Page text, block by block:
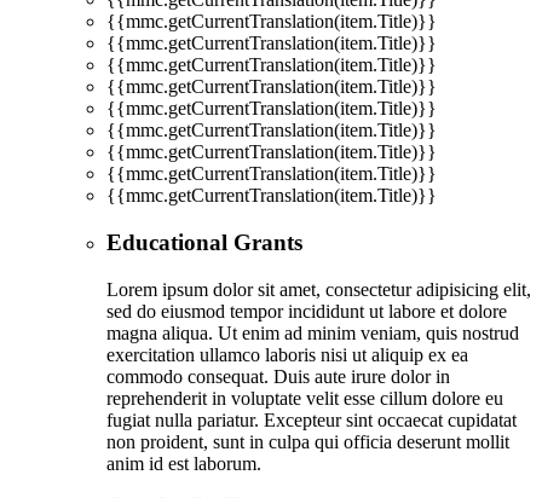
{{mmc.getCurrentTranslation(item.Title)}}
{{mmc.getCurrentTranslation(item.Title)}}
{{mmc.getCurrentTranslation(item.Title)}}
{{mmc.getCurrentTranslation(item.Title)}}
{{mmc.getCurrentTranslation(item.Title)}}
{{mmc.getCurrentTranslation(item.Title)}}
{{mmc.getCurrentTranslation(item.Title)}}
{{mmc.getCurrentTranslation(item.Title)}}
{{mmc.getCurrentTranslation(item.Title)}}
Educational Grants
Lorem ipsum dolor sit amet, consectetur adipisicing elit,
sed do eiusmod tempor incididunt ut labore et dolore
magna aliqua. Ut enim ad minim veniam, quis nostrud
exercitation ullamco laboris nisi ut aliquip ex ea
commodo consequat. Duis aute irure dolor in
reprehenderit in voluptate velit esse cillum dolore eu
fugiat nulla pariatur. Excepteur sint occaecat cupidatat
non proident, sunt in culpa qui officia deserunt mollit
anim id est laborum.